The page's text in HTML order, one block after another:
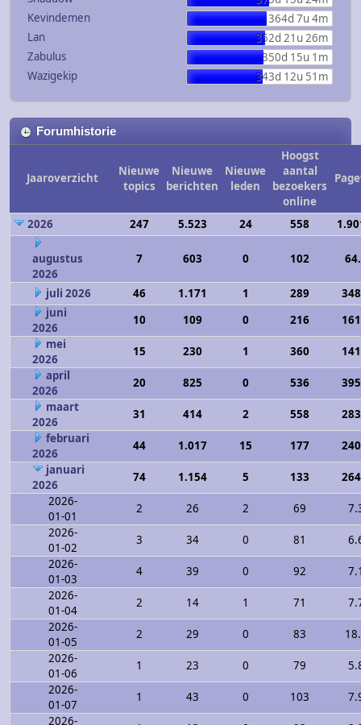
Kevindemen
364d 7u 4m
Lan
352d 21u 26m
Zabulus
350d 15u 1m
Wazigekip
343d 12u 51m
Forumhistorie
Jaaroverzicht
Nieuwe
topics
Nieuwe
berichten
Nieuwe
leden
Hoogst
aantal
bezoekers
online
2026 247 5.523 24 558
augustus
2026
7 603 0 102
juli 2026 46 1.171 1 289
juni
2026
10 109 0 216
mei
2026
15 230 1 360
april
2026
20 825 0 536
maart
2026
31 414 2 558
februari
2026
44 1.017 15 177
januari
2026
74 1.154 5 133
2026-
01-01
2 26 2 69
2026-
01-02
3 34 0 81
2026-
01-03
4 39 0 92
2026-
01-04
2 14 1 71
2026-
01-05
2 29 0 83
2026-
01-06
1 23 0 79
2026-
01-07
1 43 0 103
2026-